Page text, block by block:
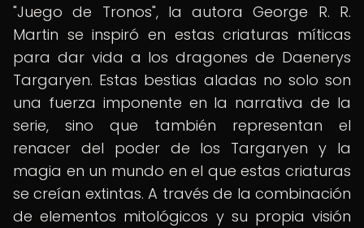
"Juego de Tronos", la autora George R. R.
Martin se inspiró en estas criaturas míticas
para dar vida a los dragones de Daenerys
Targaryen. Estas bestias aladas no solo son
una fuerza imponente en la narrativa de la
serie, sino que también representan el
renacer del poder de los Targaryen y la
magia en un mundo en el que estas criaturas
se creían extintas. A través de la combinación
de elementos mitológicos y su propia visión